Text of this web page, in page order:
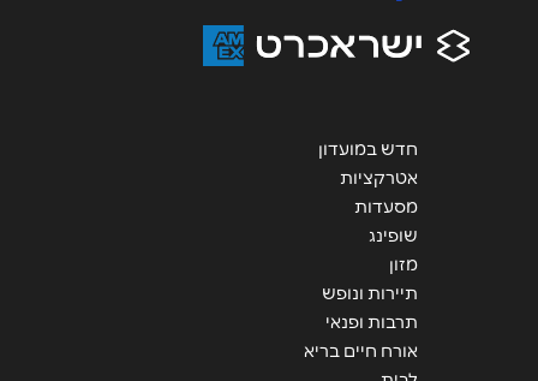
חדש במועדון
אטרקציות
מסעדות
שופינג
מזון
תיירות ונופש
תרבות ופנאי
אורח חיים בריא